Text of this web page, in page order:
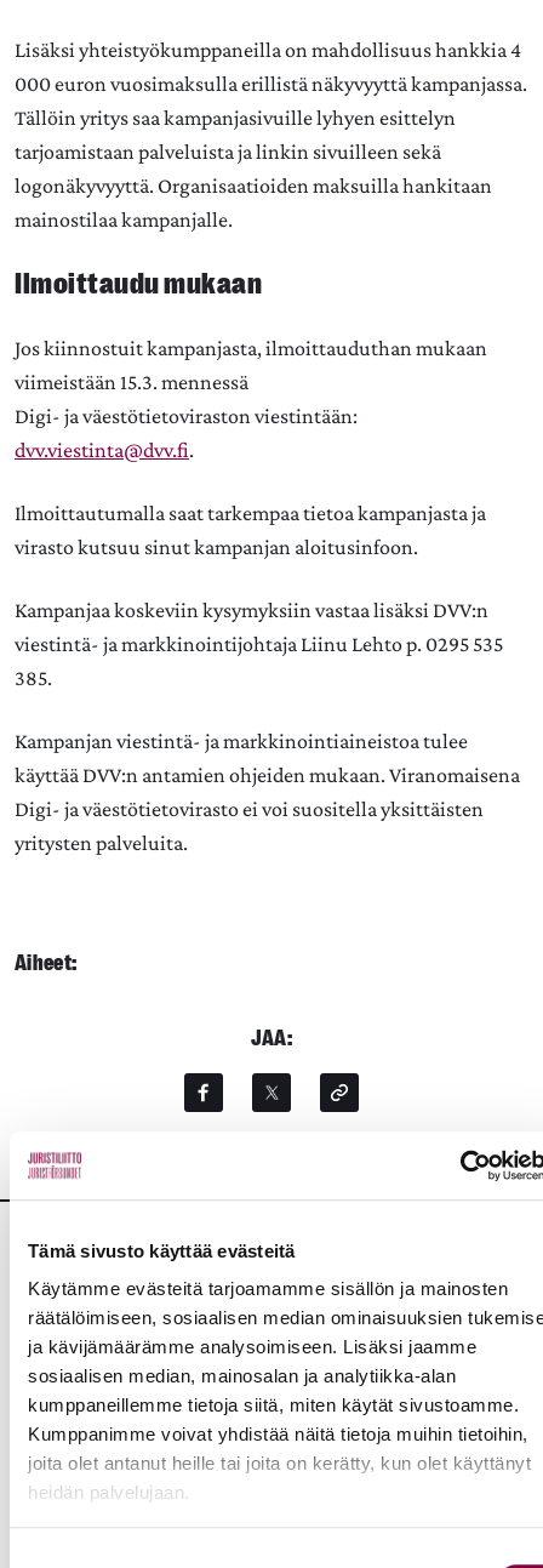
Tämä sivusto käyttää evästeitä
Käytämme evästeitä tarjoamamme sisällön ja mainosten
räätälöimiseen, sosiaalisen median ominaisuuksien
ja kävijämäärämme analysoimiseen. Lisäksi jaamme
sosiaalisen median, mainosalan ja analytiikka-alan
kumppaneillemme tietoja siitä, miten käytät sivustoamme.
Kumppanimme voivat yhdistää näitä tietoja muihin tietoihin,
joita olet antanut heille tai joita on kerätty, kun olet käyttänyt
heidän palvelujaan.
Lisäksi yhteistyökumppaneilla on mahdollisuus hankkia 4
000 euron vuosimaksulla erillistä näkyvyyttä kampanjassa.
Tällöin yritys saa kampanjasivuille lyhyen esittelyn
tarjoamistaan palveluista ja linkin sivuilleen sekä
logonäkyvyyttä. Organisaatioiden maksuilla hankitaan
mainostilaa kampanjalle.
Ilmoittaudu mukaan
Jos kiinnostuit kampanjasta, ilmoittauduthan mukaan
viimeistään 15.3. mennessä
Digi- ja väestötietoviraston viestintään:
dvv.viestinta@dvv.fi.
Ilmoittautumalla saat tarkempaa tietoa kampanjasta ja
virasto kutsuu sinut kampanjan aloitusinfoon.
Kampanjaa koskeviin kysymyksiin vastaa lisäksi DVV:n
viestintä- ja markkinointijohtaja Liinu Lehto p. 0295 535
385.
Kampanjan viestintä- ja markkinointiaineistoa tulee
käyttää DVV:n antamien ohjeiden mukaan. Viranomaisena
Digi- ja väestötietovirasto ei voi suositella yksittäisten
yritysten palveluita.
Aiheet:
JAA:
Lisää uutisia
KAIKKI UUTISET
Uutiset 4.8.2026
YTN: Tietoa AMK-alan lakosta